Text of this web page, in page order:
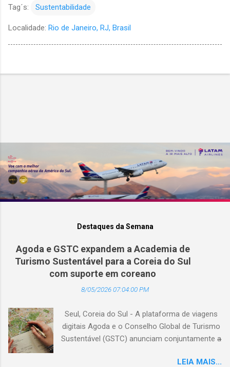
Tag´s: Sustentabilidade
Localidade: Rio de Janeiro, RJ, Brasil
Destaques da Semana
Agoda e GSTC expandem a Academia de
Turismo Sustentável para a Coreia do Sul
com suporte em coreano
8/05/2026 07:04:00 PM
Seul, Coreia do Sul - A plataforma de viagens
digitais Agoda e o Conselho Global de Turismo
Sustentável (GSTC) anunciam conjuntamente a
para a Coreia do Sul, com suporte completo
LEIA MAIS...